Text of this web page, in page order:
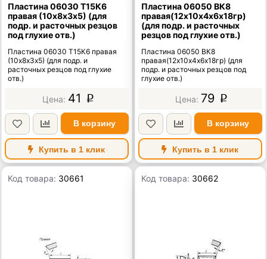
Пластина 06030 Т15К6
правая (10х8х3х5) (для
подр. и расточных резцов
под глухие отв.)
Пластина 06030 Т15К6 правая
(10х8х3х5) (для подр. и
расточных резцов под глухие
отв.)
41 p
В корзину
Купить в 1 клик
Пластина 06050 ВК8
правая(12х10х4х6х18гр)
(для подр. и расточных
резцов под глухие отв.)
Пластина 06050 ВК8
правая(12х10х4х6х18гр) (для
подр. и расточных резцов под
глухие отв.)
79 p
В корзину
Купить в 1 клик
Код товара: 30661 Код товара: 30662